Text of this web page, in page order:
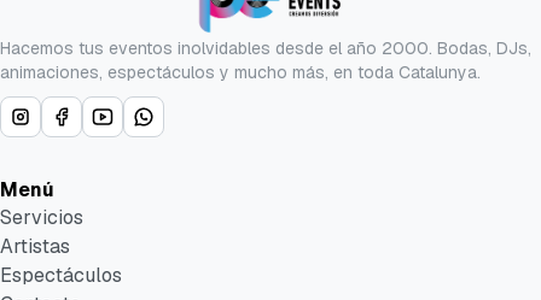
Hacemos tus eventos inolvidables desde el año 2000. Bodas, DJs,
animaciones, espectáculos y mucho más, en toda Catalunya.
Menú
Servicios
Artistas
Espectáculos